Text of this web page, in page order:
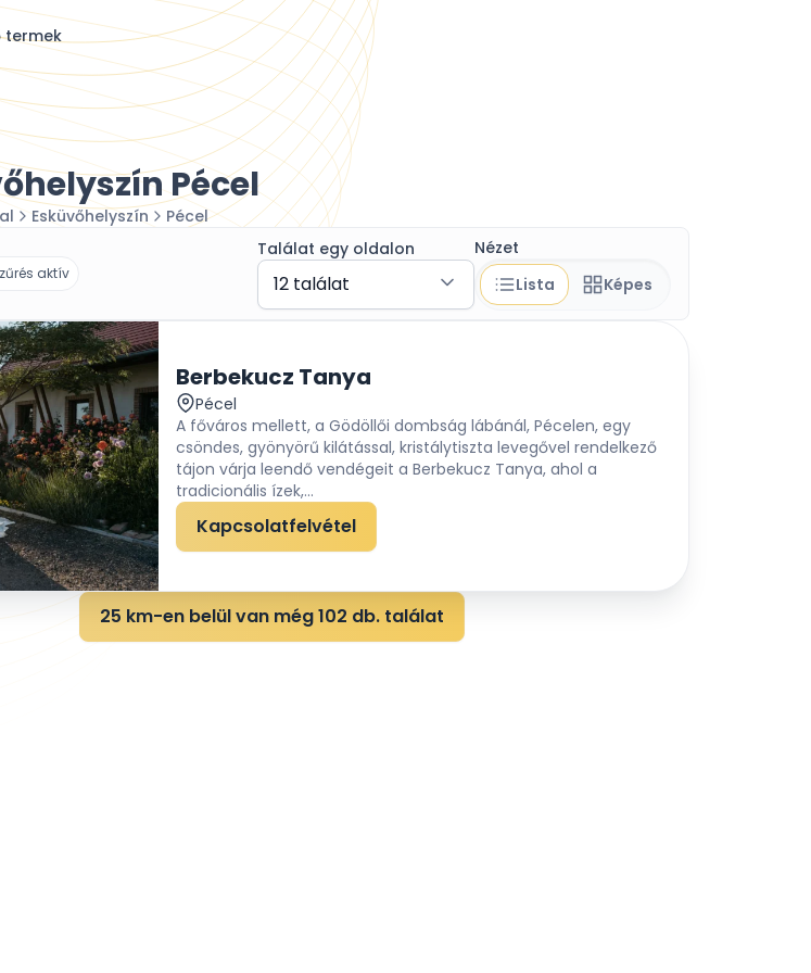
termek
Pécel
Esküvőhelyszín Pécel
aktív
Találat egy oldalon
12 találat
Nézet
Lista
Képes
Berbekucz Tanya
Pécel
A főváros mellett, a Gödöllői dombság lábánál, Pécelen, egy
csöndes, gyönyörű kilátással, kristálytiszta levegővel rendelkező
tájon várja leendő vendégeit a Berbekucz Tanya, ahol a
tradicionális ízek,...
Kapcsolatfelvétel
25 km-en belül van még 102 db. találat